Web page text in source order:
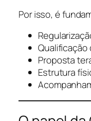
Por isso, é
Proposta
Estrutura